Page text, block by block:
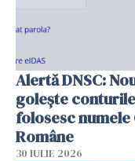
Alertă DNSC:
golește
folosesc
Române
30 IULIE 2026